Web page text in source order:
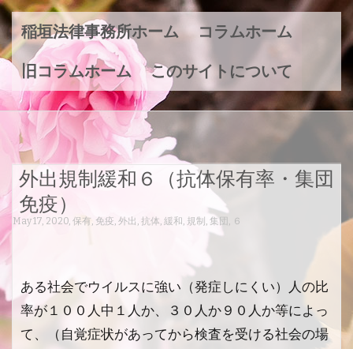
稲垣法律事務所ホーム コラムホーム
旧コラムホーム このサイトについて
外出規制緩和６（抗体保有率・集団
免疫）
May 17, 2020, 保有, 免疫, 外出 , 抗体, 緩和, 規制 , 集団 , ６
ある社会でウイルスに強い（発症しにくい）人の比
率が１００人中１人か、３０人か９０人か等によっ
て、（自覚症状があってから検査を受ける社会の場